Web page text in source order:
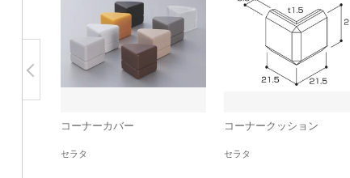
コーナーカバー
セラタ
コーナークッション
セラタ